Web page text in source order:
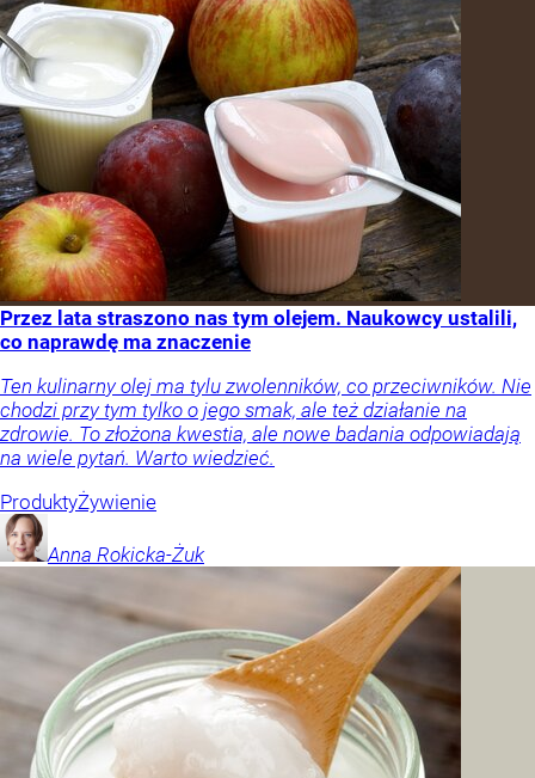
Przez lata straszono nas tym olejem. Naukowcy ustalili,
co naprawdę ma znaczenie
Ten kulinarny olej ma tylu zwolenników, co przeciwników. Nie
chodzi przy tym tylko o jego smak, ale też działanie na
zdrowie. To złożona kwestia, ale nowe badania odpowiadają
na wiele pytań. Warto wiedzieć.
ProduktyŻywienie
Anna Rokicka-Żuk